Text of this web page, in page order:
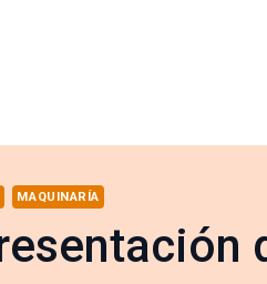
MAQUINARÍA